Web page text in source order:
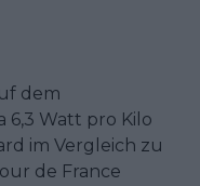
dem
Watt pro Kilo
im Vergleich zu
de France